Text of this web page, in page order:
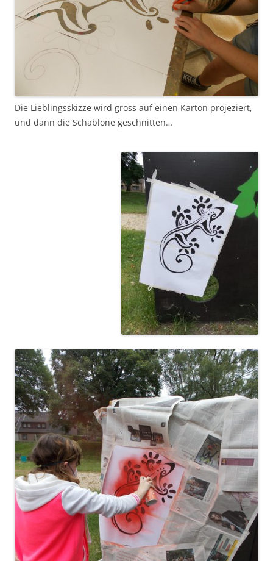
Die Lieblingsskizze wird gross auf einen Karton projeziert,
und dann die Schablone geschnitten…